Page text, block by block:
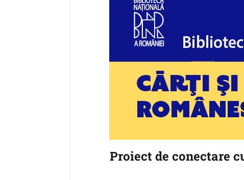
Proiect de conectare